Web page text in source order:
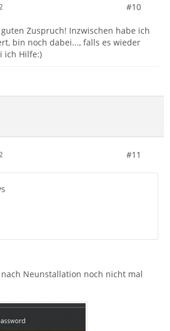
#10
Zuspruch! Inzwischen habe ich
bin noch dabei..., falls es wieder
ich Hilfe:)
#11
Neunstallation noch nicht mal